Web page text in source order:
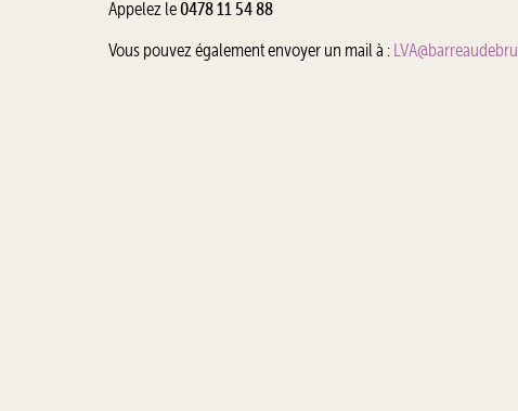
Appelez le0478 11 54 88
Vous pouvez également envoyer un mail à :